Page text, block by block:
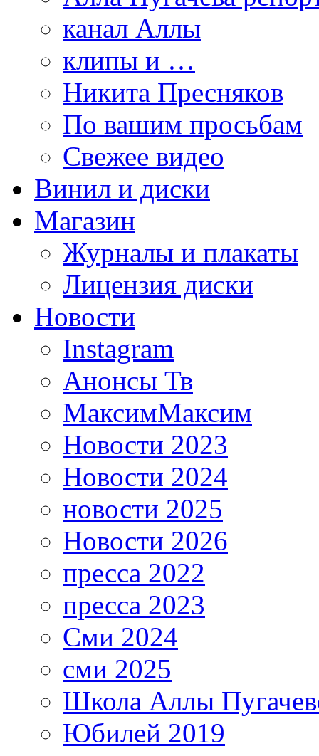
канал Аллы
клипы и …
Никита Пресняков
По вашим просьбам
Свежее видео
Винил и диски
Магазин
Журналы и плакаты
Лицензия диски
Новости
Instagram
Анонсы Тв
МаксимМаксим
Новости 2023
Новости 2024
новости 2025
Новости 2026
пресса 2022
пресса 2023
Сми 2024
сми 2025
Школа Аллы
Юбилей 2019